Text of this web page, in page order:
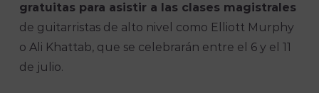
gratuitas para asistir a las clases magistrales
de guitarristas de alto nivel como Elliott Murphy
o Ali Khattab, que se celebrarán entre el 6 y el 11
de julio.